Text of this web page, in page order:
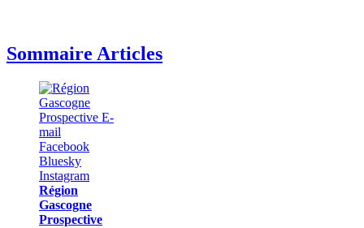
Sommaire Articles
Région
Gascogne
Prospective